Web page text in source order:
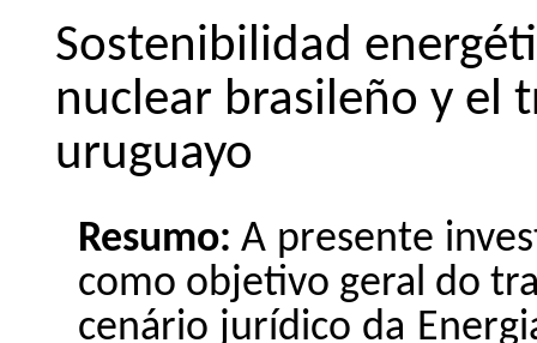
Sostenibilidad
nuclear brasileño y el
uruguayo
Resumo:A presente
como objetivo geral do
cenário jurídico da